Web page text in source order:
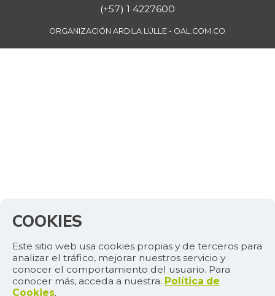
(+57) 1 4227600
ORGANIZACIÓN ARDILA LÜLLE - OAL.COM.CO
COOKIES
Este sitio web usa cookies propias y de terceros para
analizar el tráfico, mejorar nuestros servicio y
conocer el comportamiento del usuario. Para
conocer más, acceda a nuestra. Política de
Cookies.